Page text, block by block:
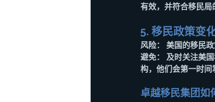
有效，并符合移民局
5. 移民政策变
风险：
美国的移民
避免：
及时关注美
构，他们会第一时间
卓越移民集团如